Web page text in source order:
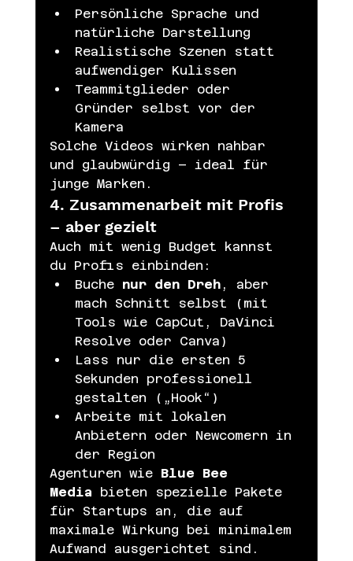
Persönliche Sprache und
natürliche Darstellung
Realistische Szenen statt
aufwendiger Kulissen
Teammitglieder oder
Gründer selbst vor der
Kamera
Solche Videos wirken nahbar
und glaubwürdig – ideal für
junge Marken.
4. Zusammenarbeit mit Profis
– aber gezielt
Auch mit wenig Budget kannst
du Profis einbinden:
Buche nur den Dreh, aber
mach Schnitt selbst (mit
Tools wie CapCut, DaVinci
Resolve oder Canva)
Lass nur die ersten 5
Sekunden professionell
gestalten („Hook“)
Arbeite mit lokalen
Anbietern oder Newcomern in
der Region
Agenturen wie Blue Bee
Media bieten spezielle Pakete
für Startups an, die auf
maximale Wirkung bei minimalem
Aufwand ausgerichtet sind.